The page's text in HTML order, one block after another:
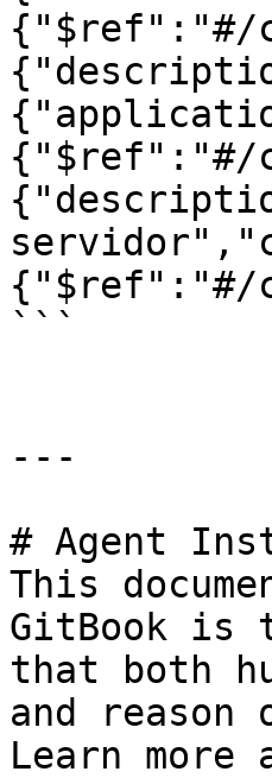
{"$ref":"#/
{"$ref":"#/
{"$ref":"#/
```
---
# Agent
This
GitBook is
that both
and
Learn more